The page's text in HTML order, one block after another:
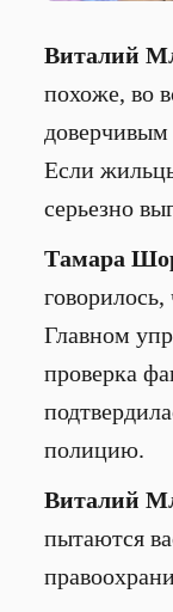
Виталий
похоже, во
Если
серьезно
Тамара
Главном
проверка
полицию.
Виталий
пытаются